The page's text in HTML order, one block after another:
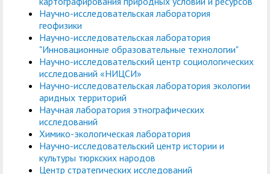
Научно-исследовательская лаборатория
геофизики
Научно-исследовательская лаборатория
"Инновационные образовательные технологии"
Научно-исследовательский центр социологических
исследований «НИЦСИ»
Научно-исследовательская лаборатория экологии
аридных территорий
Научная лаборатория этнографических
исследований
Химико-экологическая лаборатория
Научно-исследовательский центр истории и
культуры тюркских народов
Центр стратегических исследований